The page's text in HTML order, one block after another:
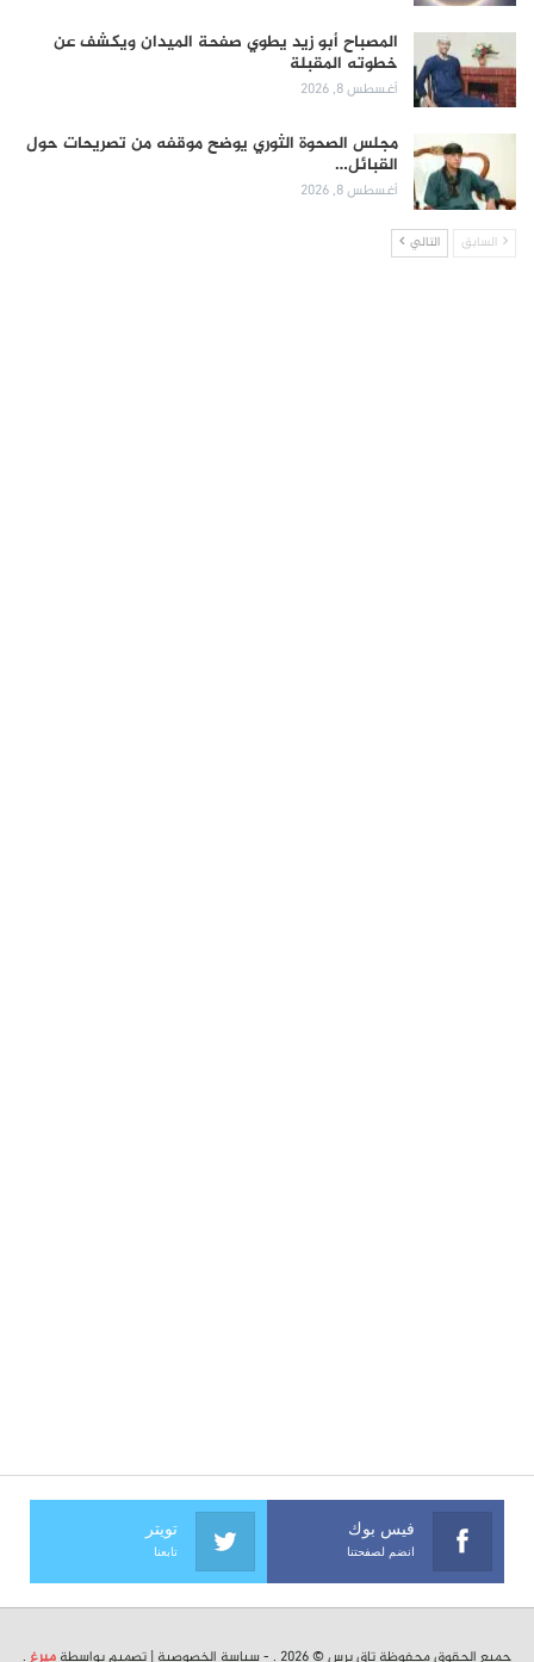
المصباح أبو زيد يطوي صفحة الميدان ويكشف عن
خطوته المقبلة
أغسطس 8, 2026
مجلس الصحوة الثوري يوضح موقفه من تصريحات حول
القبائل…
أغسطس 8, 2026
السابق التالي
فيس بوك
انضم لصفحتنا
تويتر
تابعنا
جميع الحقوق محفوظة تاق برس © 2026 . - سياسة الخصوصية | تصميم بواسطة ميرغ .